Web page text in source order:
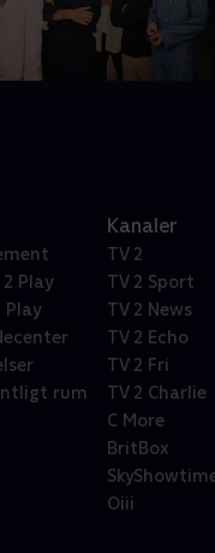
2 Play
Play
rum
Kanaler
TV 2
TV 2 Sport
TV 2 News
TV 2 Echo
TV 2 Fri
TV 2 Charlie
C More
BritBox
Oiii